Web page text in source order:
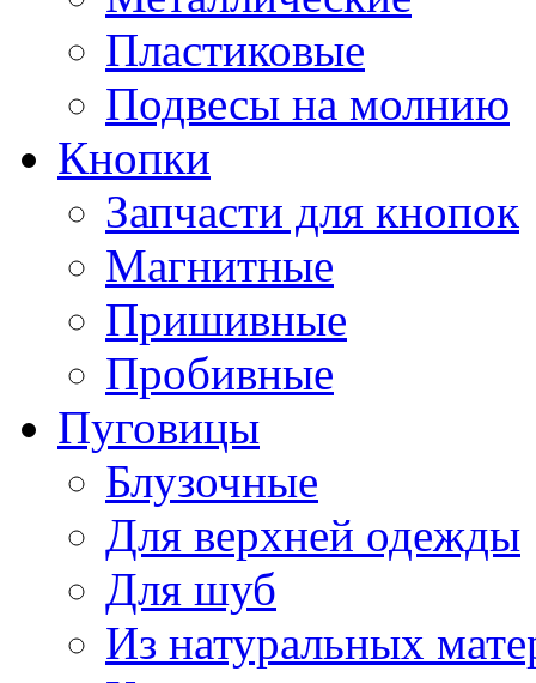
Пластиковые
Подвесы на молнию
Кнопки
Запчасти для кнопок
Магнитные
Пришивные
Пробивные
Пуговицы
Блузочные
Для верхней одежды
Для шуб
Из натуральных